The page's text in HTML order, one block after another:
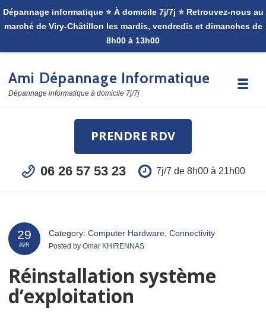
Ami Dépannage Informatique
Dépannage informatique à domicile 7j/7j
PRENDRE RDV
06 26 57 53 23 7j/7 de 8h00 à 21h00
29
AVR
Category:Computer Hardware ,Connectivity
Posted byOmar KHIRENNAS
Réinstallation système
d’exploitation